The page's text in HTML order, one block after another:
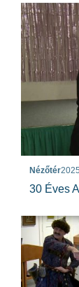
Nézőtér
30 Éves